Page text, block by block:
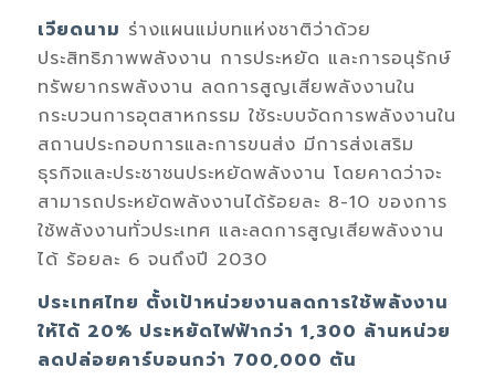
เวียดนาม ร่างแผนแม่บทแห่งชาติว่าด้วย
ประสิทธิภาพพลังงาน การประหยัด และการอนุรักษ์
ทรัพยากรพลังงาน ลดการสูญเสียพลังงานใน
กระบวนการอุตสาหกรรม ใช้ระบบจัดการพลังงานใน
สถานประกอบการและการขนส่ง มีการส่งเสริม
ธุรกิจและประชาชนประหยัดพลังงาน โดยคาดว่าจะ
สามารถประหยัดพลังงานได้ร้อยละ 8-10 ของการ
ใช้พลังงานทั่วประเทศ และลดการสูญเสียพลังงาน
ได้ ร้อยละ 6 จนถึงปี 2030
ประเทศไทย ตั้งเป้าหน่วยงานลดการใช้พลังงาน
ให้ได้ 20% ประหยัดไฟฟ้ากว่า 1,300 ล้านหน่วย
ลดปล่อยคาร์บอนกว่า 700,000 ตัน